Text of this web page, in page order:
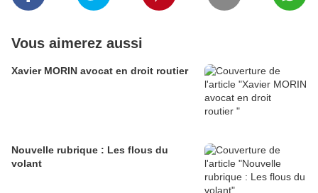
Vous aimerez aussi
Xavier MORIN avocat en droit routier
Nouvelle rubrique : Les flous du
volant